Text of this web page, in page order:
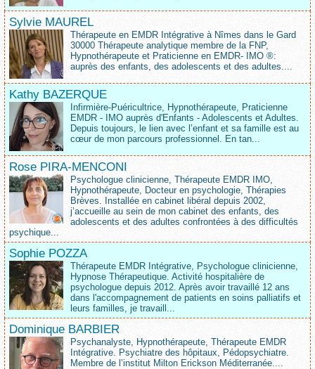
Sylvie MAUREL
Thérapeute en EMDR Intégrative à Nîmes dans le Gard
30000 Thérapeute analytique membre de la FNP,
Hypnothérapeute et Praticienne en EMDR- IMO ®:
auprès des enfants, des adolescents et des adultes....
Kathy BAZERQUE
Infirmière-Puéricultrice, Hypnothérapeute, Praticienne
EMDR - IMO auprès d'Enfants - Adolescents et Adultes.
Depuis toujours, le lien avec l’enfant et sa famille est au
cœur de mon parcours professionnel. En tan...
Rose PIRA-MENCONI
Psychologue clinicienne, Thérapeute EMDR IMO,
Hypnothérapeute, Docteur en psychologie, Thérapies
Brèves. Installée en cabinet libéral depuis 2002,
j’accueille au sein de mon cabinet des enfants, des
adolescents et des adultes confrontées à des difficultés
psychique...
Sophie POZZA
Thérapeute EMDR Intégrative, Psychologue clinicienne,
Hypnose Thérapeutique. Activité hospitalière de
psychologue depuis 2012. Après avoir travaillé 12 ans
dans l'accompagnement de patients en soins palliatifs et
leurs familles, je travaill...
Dominique BARBIER
Psychanalyste, Hypnothérapeute, Thérapeute EMDR
Intégrative. Psychiatre des hôpitaux, Pédopsychiatre.
Membre de l’institut Milton Erickson Méditerranée....